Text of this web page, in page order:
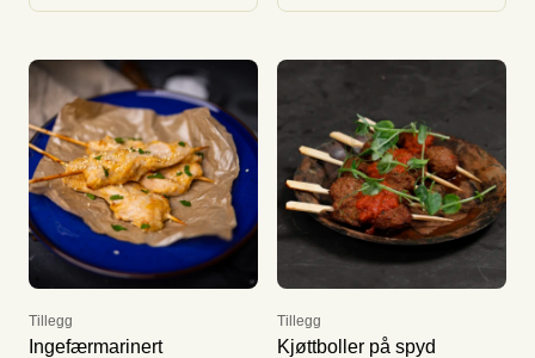
Tillegg
Ingefærmarinert
Tillegg
Kjøttboller på spyd